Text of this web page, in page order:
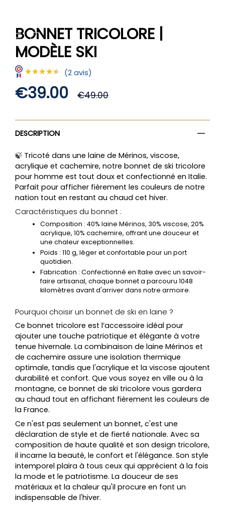
contenu
page
RECHERCHE
BONNET TRICOLORE |
MODÈLE SKI
★★★★★
★★★★★
(2 avis)
€39.00
régulier
€49.00
DESCRIPTION
🍃 Tricoté dans une laine de Mérinos, viscose,
acrylique et cachemire, notre bonnet de ski tricolore
pour homme est tout doux et confectionné en Italie.
Parfait pour afficher fièrement les couleurs de notre
nation tout en restant au chaud cet hiver.
Caractéristiques du bonnet :
Composition : 40% laine Mérinos, 30% viscose, 20%
acrylique, 10% cachemire, offrant une douceur et
une chaleur exceptionnelles.
Poids : 110 g, léger et confortable pour un port
quotidien.
Fabrication : Confectionné en Italie avec un savoir-
faire artisanal, chaque bonnet a parcouru 1048
kilomètres avant d'arriver dans notre armoire.
Pourquoi choisir un bonnet de ski en laine ?
Ce bonnet tricolore est l’accessoire idéal pour
ajouter une touche patriotique et élégante à votre
tenue hivernale. La combinaison de laine Mérinos et
de cachemire assure une isolation thermique
optimale, tandis que l'acrylique et la viscose ajoutent
durabilité et confort. Que vous soyez en ville ou à la
montagne, ce bonnet de ski tricolore vous gardera
au chaud tout en affichant fièrement les couleurs de
la France.
Ce n'est pas seulement un bonnet, c'est une
déclaration de style et de fierté nationale. Avec sa
composition de haute qualité et son design tricolore,
il incarne la beauté, le confort et l'élégance. Son style
intemporel plaira à tous ceux qui apprécient à la fois
la mode et le patriotisme. La douceur de ses
matériaux et la chaleur qu'il procure en font un
indispensable de l'hiver.